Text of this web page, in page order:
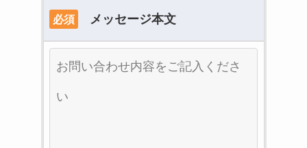
必須 メッセージ本文